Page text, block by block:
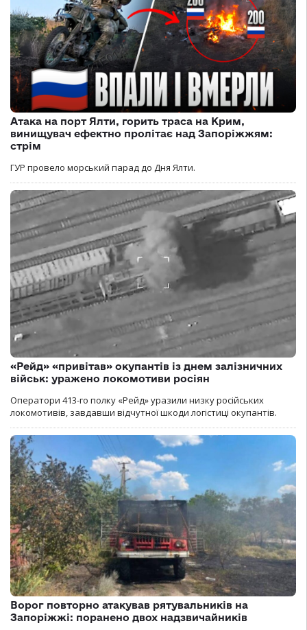
Атака на порт Ялти, горить траса на Крим,
винищувач ефектно пролітає над Запоріжжям:
стрім
ГУР провело морський парад до Дня Ялти.
«Рейд» «привітав» окупантів із днем залізничних
військ: уражено локомотиви росіян
Оператори 413-го полку «Рейд» уразили низку російських
локомотивів, завдавши відчутної шкоди логістиці окупантів.
Ворог повторно атакував рятувальників на
Запоріжжі: поранено двох надзвичайників